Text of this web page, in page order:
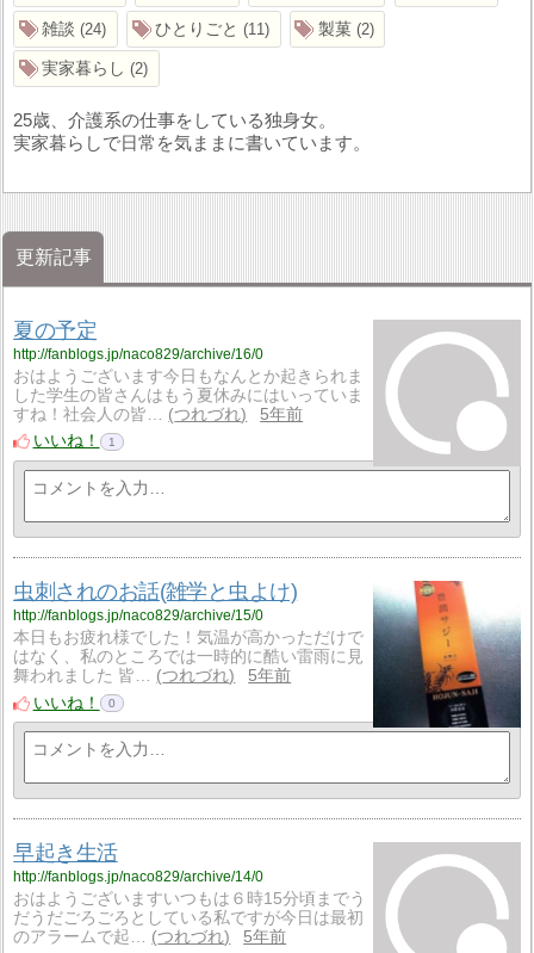
雑談 24 ひとりごと 11 製菓 2
実家暮らし 2
25歳、介護系の仕事をしている独身女。
実家暮らしで日常を気ままに書いています。
更新記事
夏の予定
http://fanblogs.jp/naco829/archive/16/0
おはようございます今日もなんとか起きられま
した学生の皆さんはもう夏休みにはいっていま
すね！社会人の皆…
つれづれ
5年前
いいね！
1
虫刺されのお話(雑学と虫よけ)
http://fanblogs.jp/naco829/archive/15/0
本日もお疲れ様でした！気温が高かっただけで
はなく、私のところでは一時的に酷い雷雨に見
舞われました 皆…
つれづれ
5年前
いいね！
0
早起き生活
http://fanblogs.jp/naco829/archive/14/0
おはようございますいつもは６時15分頃までう
だうだごろごろとしている私ですが今日は最初
のアラームで起…
つれづれ
5年前